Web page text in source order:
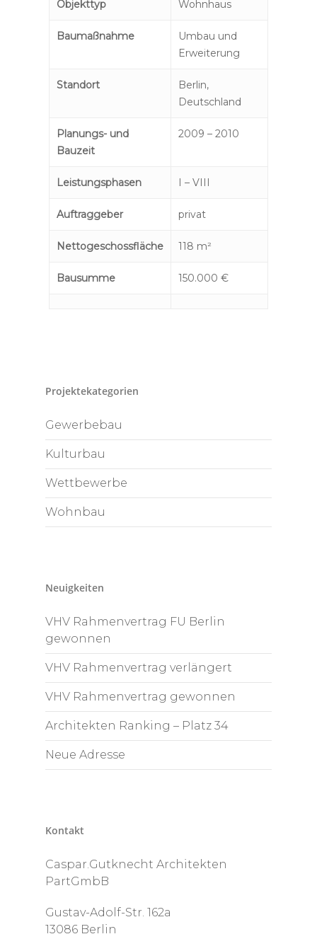
Objekttyp Wohnhaus
Baumaßnahme
Umbau und
Erweiterung
Standort
Berlin,
Deutschland
Planungs- und
Bauzeit
2009 – 2010
Leistungsphasen I – VIII
Auftraggeber privat
Nettogeschossfläche 118 m²
Bausumme 150.000 €
Projektekategorien
Gewerbebau
Kulturbau
Wettbewerbe
Wohnbau
Neuigkeiten
VHV Rahmenvertrag FU Berlin
gewonnen
VHV Rahmenvertrag verlängert
VHV Rahmenvertrag gewonnen
Architekten Ranking – Platz 34
Neue Adresse
Kontakt
Caspar.Gutknecht Architekten
PartGmbB
Gustav-Adolf-Str. 162a
13086 Berlin